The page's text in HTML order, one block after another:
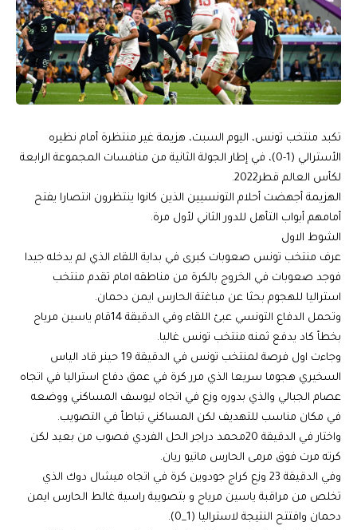
تكبد منتخب تونس، اليوم السبت، هزيمة غير منتظرة أمام نظيره
الأسترالي (1-0)، في إطار الجولة الثانية من منافسات المجموعة الرابعة
لكأس العالم قطر2022.
الهزيمة أجهضت أحلام التونسيين الذين كانوا ينتظرون انتصارا يفتح
أمامهم أبواب التأهل للدور الثاني لأول مرة.
الشوط الاول
عرف منتخب تونس صعوبات كبرى في بداية اللقاء الذي لم يدخله جيدا
فوجد صعوبات في الخروج بالكرة من مناطقه امام تقدم منتخب
استراليا للهجوم بحثا عن مباغتة الحارس ايمن دحمان.
وتحمل الدفاع التونسي عبئ اللقاء وفي الدقيقة 14قام ياسين مرياح
بخطأ كاد يدفع ثمنه منتخب تونس غاليا.
وجاءت اول فرصة لمنتخب تونس في الدقيقة 19 حينر قاد الياس
السخيري هجوما سريعا الذي مرر كرة في عمق دفاع استراليا في اتجاه
عصام الجبالي والذي بدوره وزع في اتجاه ليوسف المساكني ووضعه
في مكان مناسب للتهديف لكن المساكني تباطأ في التصويب.
واختار في الدقيقة 20محمد دراجر الحل الفردي فصوب من بعيد لكن
كرته مرت فوق مرمى الحارس ماتيو ريان.
وفي الدقيقة 23 وزع كراج جودوين كرة في اتجاه ميشال دوك الذي
تخلص من مراقبة ياسين مرياح و بتصويبة راسية غالط الحارس ايمن
دحمان وافتتح النتيجة لاستراليا (1_0).